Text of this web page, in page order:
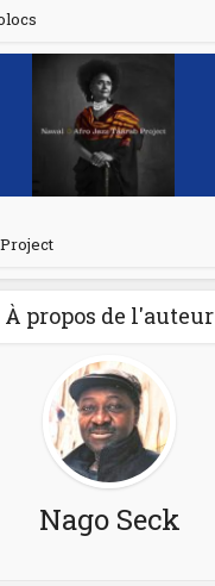
À propos de l'auteur
Nago Seck